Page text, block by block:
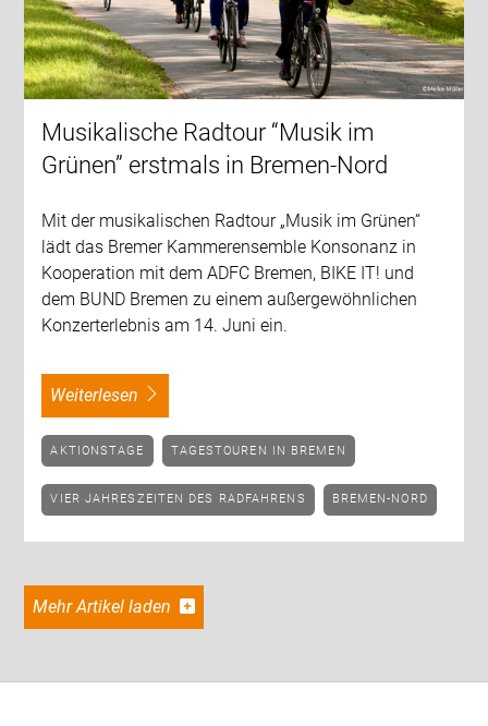
Musikalische Radtour “Musik im
Grünen” erstmals in Bremen-Nord
Mit der musikalischen Radtour „Musik im Grünen“
lädt das Bremer Kammerensemble Konsonanz in
Kooperation mit dem ADFC Bremen, BIKE IT! und
dem BUND Bremen zu einem außergewöhnlichen
Konzerterlebnis am 14. Juni ein.
weiterlesen
AKTIONSTAGE TAGESTOUREN IN BREMEN
VIER JAHRESZEITEN DES RADFAHRENS BREMEN-NORD
Mehr Artikel laden